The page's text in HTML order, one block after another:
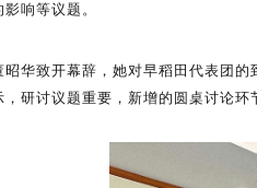
响等议题。
华致开幕辞，她对早稻田代表团
研讨议题重要，新增的圆桌讨论环